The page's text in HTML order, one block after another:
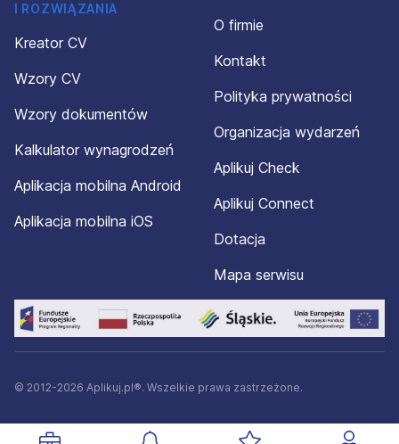
I ROZWIĄZANIA
Kreator CV
Wzory CV
Wzory dokumentów
Kalkulator wynagrodzeń
Aplikacja mobilna Android
Aplikacja mobilna iOS
O firmie
Kontakt
Polityka prywatności
Organizacja wydarzeń
Aplikuj Check
Aplikuj Connect
Dotacja
Mapa serwisu
© 2012-2026 Aplikuj.pl®. Wszelkie prawa zastrzeżone.